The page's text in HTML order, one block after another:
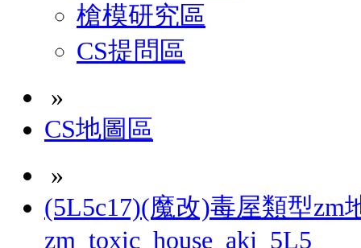
槍模研究區
CS提問區
»
CS地圖區
»
(5L5c17)(魔改)毒屋類型zm
zm_toxic_house_akj_5L5